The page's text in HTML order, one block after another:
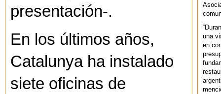
presentación-.
En los últimos años,
Catalunya ha instalado
siete oficinas de
una
en